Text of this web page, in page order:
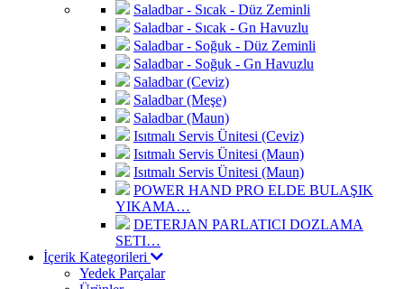
Saladbar - Sıcak - Düz Zeminli
Saladbar - Sıcak - Gn Havuzlu
Saladbar - Soğuk - Düz Zeminli
Saladbar - Soğuk - Gn Havuzlu
Saladbar (Ceviz)
Saladbar (Meşe)
Saladbar (Maun)
Isıtmalı Servis Ünitesi (Ceviz)
Isıtmalı Servis Ünitesi (Maun)
Isıtmalı Servis Ünitesi (Maun)
POWER HAND PRO ELDE BULAŞIK
YIKAMA…
DETERJAN PARLATICI DOZLAMA
SETI…
İçerik Kategorileri
Yedek Parçalar